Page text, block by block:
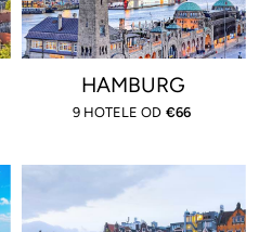
HAMBURG
9 HOTELE OD €66